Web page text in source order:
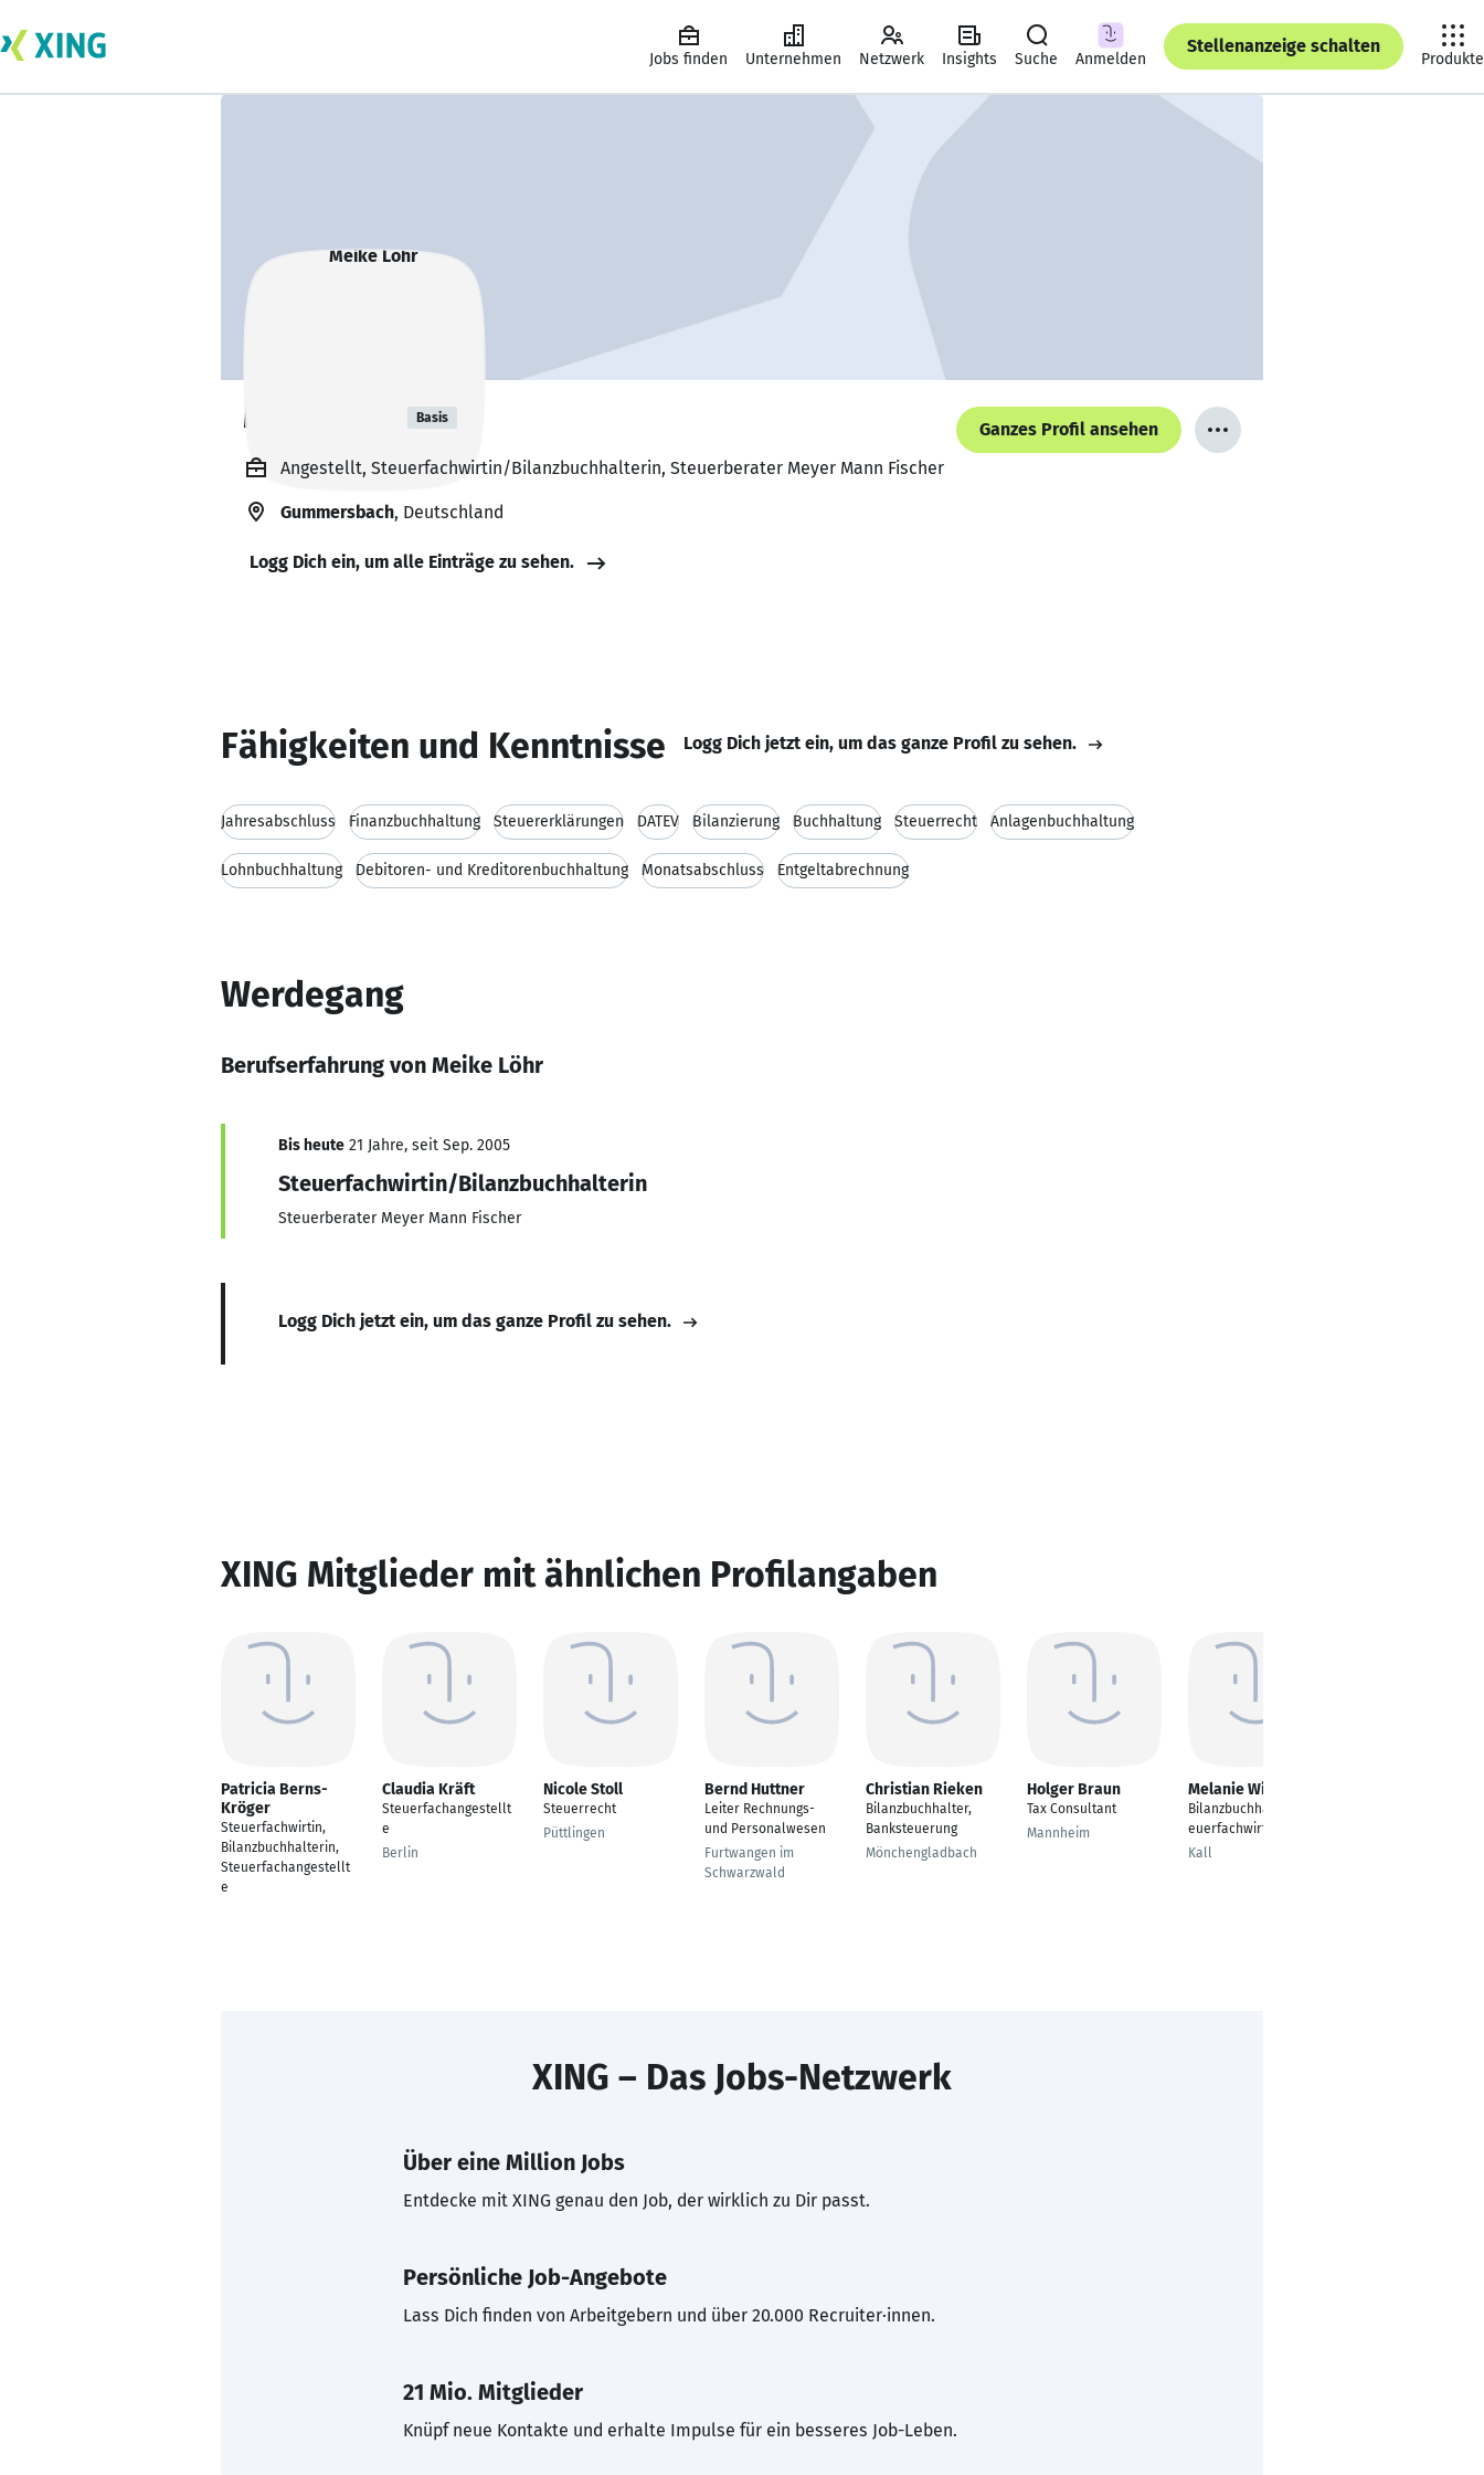
Jobs finden Unternehmen Netzwerk Insights Suche Anmelden
Stellenanzeige schalten
Produkte
Meike Löhr Basis
Ganzes Profil ansehen
Angestellt, Steuerfachwirtin/Bilanzbuchhalterin, Steuerberater Meyer Mann Fischer
Gummersbach, Deutschland
Logg Dich ein, um alle Einträge zu sehen.
Fähigkeiten und Kenntnisse Logg Dich jetzt ein, um das ganze Profil zu sehen.
Jahresabschluss Finanzbuchhaltung Steuererklärungen DATEV Bilanzierung Buchhaltung Steuerrecht Anlagenbuchhaltung
Lohnbuchhaltung Debitoren- und Kreditorenbuchhaltung Monatsabschluss Entgeltabrechnung
Werdegang
Berufserfahrung von Meike Löhr
Bis heute 21 Jahre, seit Sep. 2005
Steuerfachwirtin/Bilanzbuchhalterin
Steuerberater Meyer Mann Fischer
Logg Dich jetzt ein, um das ganze Profil zu sehen.
XING Mitglieder mit ähnlichen Profilangaben
Patricia Berns-
Kröger
Steuerfachwirtin,
Bilanzbuchhalterin,
Steuerfachangestellt
e
Claudia Kräft
Steuerfachangestellt
e
Berlin
Nicole Stoll
Steuerrecht
Püttlingen
Bernd Huttner
Leiter Rechnungs-
und Personalwesen
Furtwangen im
Schwarzwald
Christian Rieken
Bilanzbuchhalter,
Banksteuerung
Mönchengladbach
Holger Braun
Tax Consultant
Mannheim
Melanie Winter
Bilanzbuchhalterin/St
euerfachwirtin
Kall
XING – Das Jobs-Netzwerk
Über eine Million Jobs
Entdecke mit XING genau den Job, der wirklich zu Dir passt.
Persönliche Job-Angebote
Lass Dich finden von Arbeitgebern und über 20.000 Recruiter·innen.
21 Mio. Mitglieder
Knüpf neue Kontakte und erhalte Impulse für ein besseres Job-Leben.